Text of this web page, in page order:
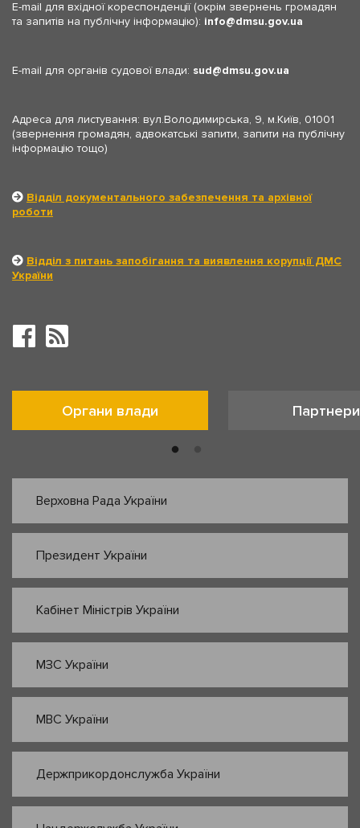
E-mail для вхідної кореспонденції (окрім звернень громадян
та запитів на публічну інформацію): info dmsu.gov.ua
E-mail для органів судової влади: sud dmsu.gov.ua
Адреса для листування: вул.Володимирська, 9, м.Київ, 01001
(звернення громадян, адвокатські запити, запити на публічну
інформацію тощо)
Відділ документального забезпечення та архівної
роботи
Відділ з питань запобігання та виявлення корупції ДМС
України
Органи влади Партнери
Верховна Рада України
Президент України
Кабінет Міністрів України
МЗС України
МВС України
Держприкордонслужба України